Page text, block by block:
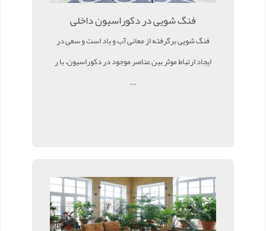
فنگ شویی در دکوراسیون داخلی
فنگ شویی برگرفته از معانی آب و باد است و سعی در
ایجاد ارتباط موثر بین عناصر موجود در دکوراسیون، با ر
...